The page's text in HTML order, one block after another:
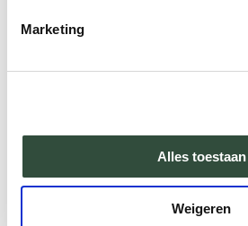
Marketing
Alles toestaan
Weigeren
meten.
engagement en vitaliteit?
Het beste is om dit vanuit
vragen aan
medewerkers. Wat vind je
werk? Waarom doe je dit